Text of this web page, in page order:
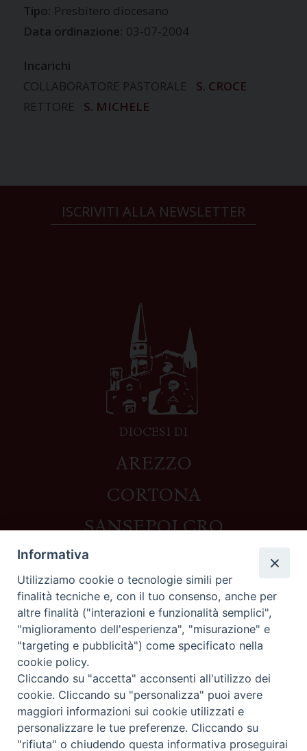
Tipo: Presbitero diocesano
Data ordinazione: 03-07-2004
Incarichi
COLLABORATORE PASTORALE
S. CROCE
RETTORE
S. MICHELE
ISCRIVITI ALLA NEWSLETTER
DIOCESI DI
AREZZO
CORTONA
SANSEPOLCRO
Contatti
Piazza del Duomo,1 - 52100 Arezzo
segreteria@diocesi.arezzo.it
Informativa privacy
Seguici su
Informativa
Utilizziamo cookie o tecnologie simili per
finalità tecniche e, con il tuo consenso, anche per
altre finalità ("interazioni e funzionalità semplici",
"miglioramento dell'esperienza", "misurazione" e
"targeting e pubblicità") come specificato nella
cookie policy.
Cliccando su "accetta" acconsenti all'utilizzo dei
cookie. Cliccando su "personalizza" puoi avere
maggiori informazioni sui cookie utilizzati e
personalizzare le tue preferenze. Cliccando su
"rifiuta" o chiudendo questa informativa proseguirai